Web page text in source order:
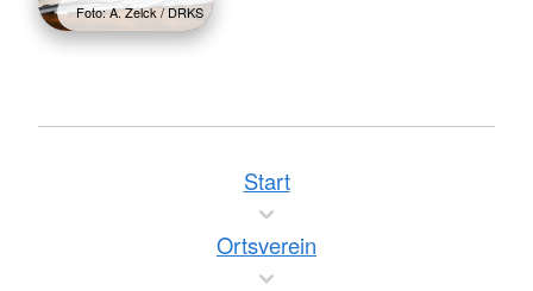
Foto: A. Zelck / DRKS
Start
Ortsverein